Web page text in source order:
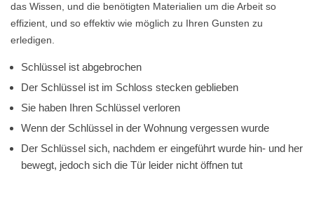
das Wissen, und die benötigten Materialien um die Arbeit so
effizient, und so effektiv wie möglich zu Ihren Gunsten zu
erledigen.
Schlüssel ist abgebrochen
Der Schlüssel ist im Schloss stecken geblieben
Sie haben Ihren Schlüssel verloren
Wenn der Schlüssel in der Wohnung vergessen wurde
Der Schlüssel sich, nachdem er eingeführt wurde hin- und her
bewegt, jedoch sich die Tür leider nicht öffnen tut